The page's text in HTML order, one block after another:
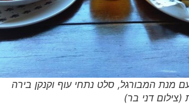
מנת המבורגל, סלט נתחי עוף וקנקן בירה
דני בר)